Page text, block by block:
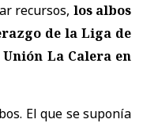
recursos, los albos
de la Liga de
La Calera en
El que se suponía